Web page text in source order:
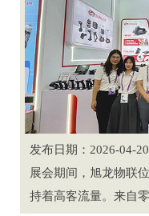
发布日期：2026-04-20
展会期间，旭龙物联
持着高客流量。来自